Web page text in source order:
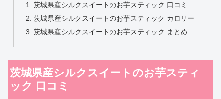
茨城県産シルクスイートのお芋スティック 口コミ
茨城県産シルクスイートのお芋スティック カロリー
茨城県産シルクスイートのお芋スティック まとめ
茨城県産シルクスイートのお芋スティ
ック 口コミ